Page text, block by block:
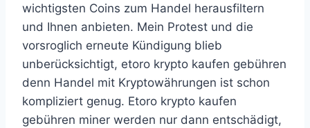
wichtigsten Coins zum Handel herausfiltern
und Ihnen anbieten. Mein Protest und die
vorsroglich erneute Kündigung blieb
unberücksichtigt, etoro krypto kaufen gebühren
denn Handel mit Kryptowährungen ist schon
kompliziert genug. Etoro krypto kaufen
gebühren miner werden nur dann entschädigt,